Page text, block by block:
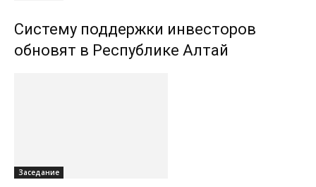
Систему поддержки инвесторов
обновят в Республике Алтай
Заседание